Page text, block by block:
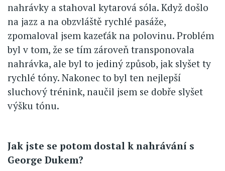
nahrávky a stahoval kytarová sóla. Když došlo
na jazz a na obzvláště rychlé pasáže,
zpomaloval jsem kazeťák na polovinu. Problém
byl v tom, že se tím zároveň transponovala
nahrávka, ale byl to jediný způsob, jak slyšet ty
rychlé tóny. Nakonec to byl ten nejlepší
sluchový trénink, naučil jsem se dobře slyšet
výšku tónu.
Jak jste se potom dostal k nahrávání s
George Dukem?